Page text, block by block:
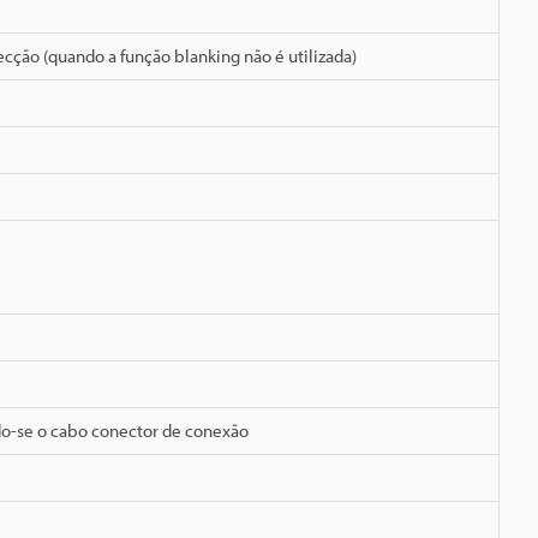
(quando a função blanking não é utilizada)
se o cabo conector de conexão